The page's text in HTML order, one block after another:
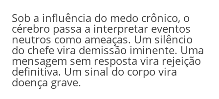
Sob a influência do medo crônico, o
cérebro passa a interpretar eventos
neutros como ameaças. Um silêncio
do chefe vira demissão iminente. Uma
mensagem sem resposta vira rejeição
definitiva. Um sinal do corpo vira
doença grave.